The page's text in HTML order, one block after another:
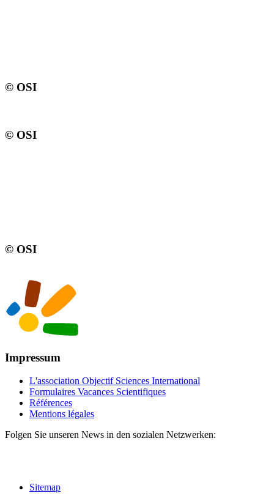
© OSI
© OSI
© OSI
Impressum
L'association Objectif Sciences International
Formulaires Vacances Scientifiques
Références
Mentions légales
Folgen Sie unseren News in den sozialen Netzwerken:
Sitemap